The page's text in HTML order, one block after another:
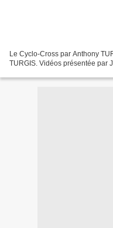
Le Cyclo-Cross par Anthony
TURGIS. Vidéos présentée par